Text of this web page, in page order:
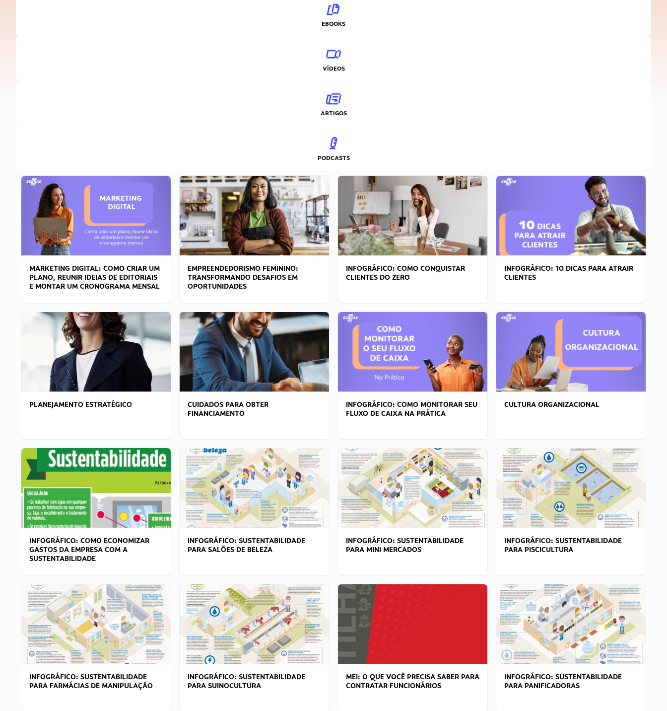
EBOOKS
VÍDEOS
ARTIGOS
PODCASTS
MARKETING DIGITAL: COMO CRIAR UM
PLANO, REUNIR IDEIAS DE EDITORIAIS
E MONTAR UM CRONOGRAMA MENSAL
EMPREENDEDORISMO FEMININO:
TRANSFORMANDO DESAFIOS EM
OPORTUNIDADES
INFOGRÁFICO: COMO CONQUISTAR
CLIENTES DO ZERO
INFOGRÁFICO: 10 DICAS PARA ATRAIR
CLIENTES
PLANEJAMENTO ESTRATÉGICO
CUIDADOS PARA OBTER
FINANCIAMENTO
INFOGRÁFICO: COMO MONITORAR SEU
FLUXO DE CAIXA NA PRÁTICA
CULTURA ORGANIZACIONAL
INFOGRÁFICO: COMO ECONOMIZAR
GASTOS DA EMPRESA COM A
SUSTENTABILIDADE
INFOGRÁFICO: SUSTENTABILIDADE
PARA SALÕES DE BELEZA
INFOGRÁFICO: SUSTENTABILIDADE
PARA MINI MERCADOS
INFOGRÁFICO: SUSTENTABILIDADE
PARA PISCICULTURA
INFOGRÁFICO: SUSTENTABILIDADE
PARA FARMÁCIAS DE MANIPULAÇÃO
INFOGRÁFICO: SUSTENTABILIDADE
PARA SUINOCULTURA
MEI: O QUE VOCÊ PRECISA SABER PARA
CONTRATAR FUNCIONÁRIOS
INFOGRÁFICO: SUSTENTABILIDADE
PARA PANIFICADORAS